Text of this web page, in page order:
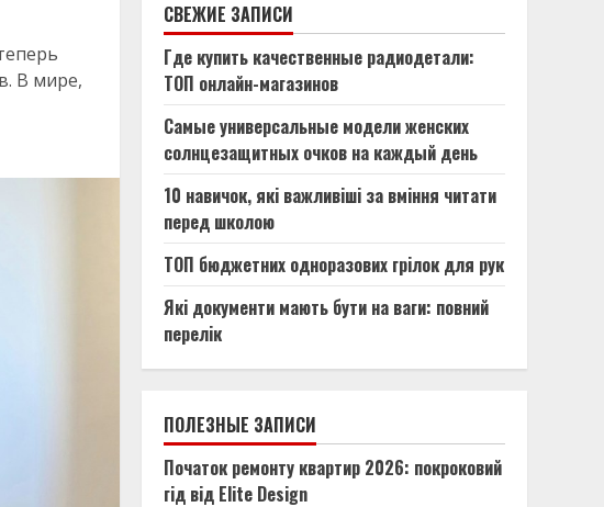
В мире,
СВЕЖИЕ ЗАПИСИ
Где купить качественные радиодетали:
ТОП онлайн-магазинов
Самые универсальные модели женских
солнцезащитных очков на каждый день
10 навичок, які важливіші за вміння читати
перед школою
ТОП бюджетних одноразових грілок для рук
Які документи мають бути на ваги: повний
перелік
ПОЛЕЗНЫЕ ЗАПИСИ
Початок ремонту квартир 2026: покроковий
гід від Elite Design